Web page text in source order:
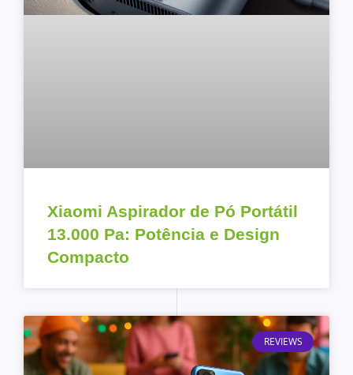
Xiaomi Aspirador de Pó Portátil
13.000 Pa: Potência e Design
Compacto
REVIEWS